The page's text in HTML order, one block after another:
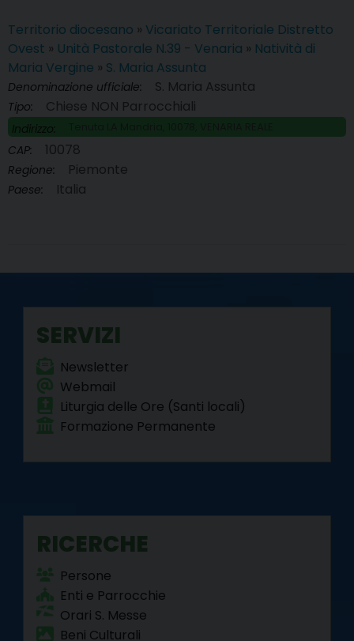
Territorio diocesano » Vicariato Territoriale Distretto
Ovest » Unità Pastorale N.39 - Venaria » Natività di
Maria Vergine » S. Maria Assunta
Denominazione ufficiale: S. Maria Assunta
Tipo: Chiese NON Parrocchiali
Indirizzo:
CAP: 10078
Regione: Piemonte
Paese: Italia
SERVIZI
Newsletter
Webmail
Liturgia delle Ore (Santi locali)
Formazione Permanente
RICERCHE
Persone
Enti e Parrocchie
Orari S. Messe
Beni Culturali